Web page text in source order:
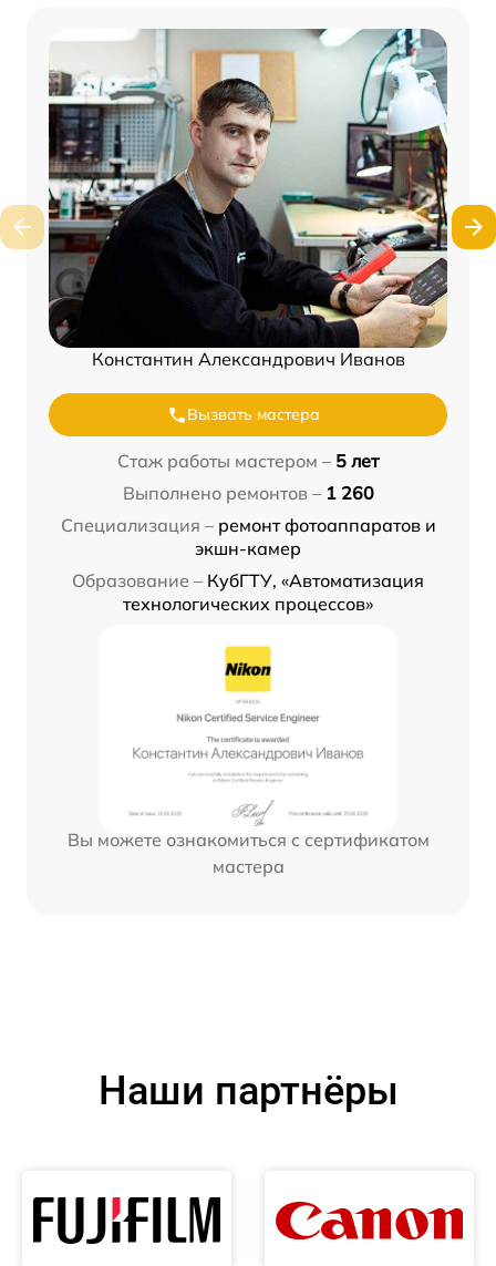
Константин Александрович Иванов
Вызвать мастера
Стаж работы мастером – 5 лет
Выполнено ремонтов – 1 260
Специализация – ремонт фотоаппаратов и
экшн-камер
Образование – КубГТУ, «Автоматизация
технологических процессов»
Вы можете ознакомиться с сертификатом
мастера
Наши партнёры